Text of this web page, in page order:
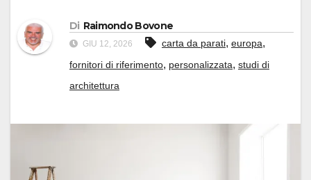
Di Raimondo Bovone
GIU 12, 2026 carta da parati, europa,
fornitori di riferimento, personalizzata, studi di
architettura